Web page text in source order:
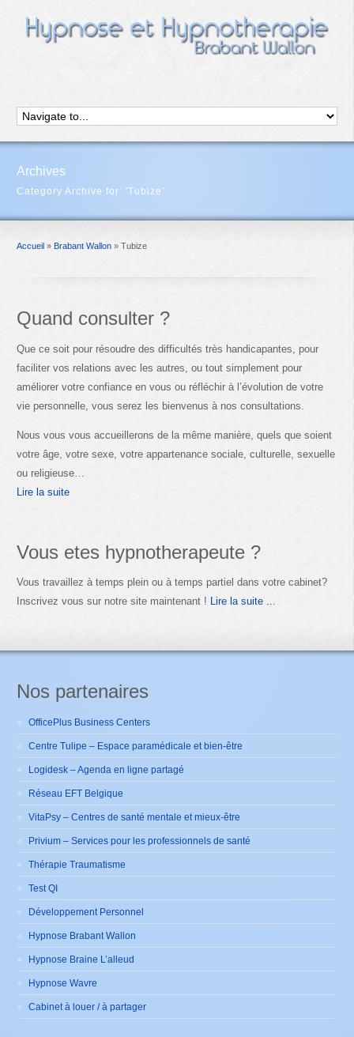
Archives
Category Archive for: 'Tubize'
Accueil » Brabant Wallon » Tubize
Quand consulter ?
Que ce soit pour résoudre des difficultés très handicapantes, pour
faciliter vos relations avec les autres, ou tout simplement pour
améliorer votre confiance en vous ou réfléchir à l’évolution de votre
vie personnelle, vous serez les bienvenus à nos consultations.
Nous vous vous accueillerons de la même manière, quels que soient
votre âge, votre sexe, votre appartenance sociale, culturelle, sexuelle
ou religieuse…
Lire la suite
Vous etes hypnotherapeute ?
Vous travaillez à temps plein ou à temps partiel dans votre cabinet?
Inscrivez vous sur notre site maintenant ! Lire la suite ...
Nos partenaires
OfficePlus Business Centers
Centre Tulipe – Espace paramédicale et bien-être
Logidesk – Agenda en ligne partagé
Réseau EFT Belgique
VitaPsy – Centres de santé mentale et mieux-être
Privium – Services pour les professionnels de santé
Thérapie Traumatisme
Test QI
Développement Personnel
Hypnose Brabant Wallon
Hypnose Braine L’alleud
Hypnose Wavre
Cabinet à louer / à partager